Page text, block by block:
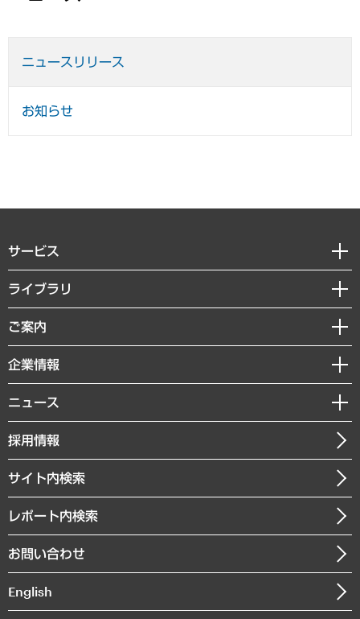
ニュースリリース
お知らせ
サービス
経営戦略
組織・人事戦略
デジタルイノベーション
共生・ダイバーシティ
GRC（ガバナンス・リスク・コンプライアンス）・防災（政策）
経済・産業・雇用・労働
まちづくり・観光・交通・スポーツ・スマートシティ
自然資源・農林水産業・食料システム
ライブラリ
経済調査
レポート
コラム
経営用語集
受託・受注実績（官公庁関連）
メディア掲載・出演
ご案内
セミナー・イベント情報
MUFGビジネスセミナー
受託案件情報
企業情報
私たちの想い
社長メッセージ
会社概要
沿革
組織図・本部部室紹介
インドネシア現地法人
ニュース
ニュースリリース
お知らせ
採用情報
サイト内検索
レポート内検索
お問い合わせ
English